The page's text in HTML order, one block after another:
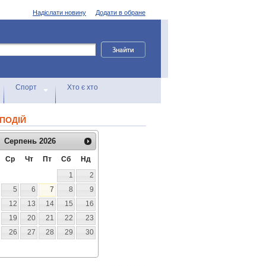
Додати в обране
Надіслати новину
Спорт Хто є хто
Серпень 2026
Ср Чт Пт Сб
Нд
1
2
5 6 7 8
9
12 13 14 15
16
19 20 21 22
23
26 27 28 29
30